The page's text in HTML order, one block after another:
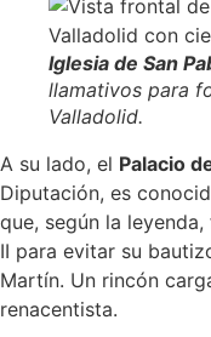
Iglesia de San
llamativos para
Valladolid.
A su lado, el Palacio
Diputación, es
que, según la
II para evitar su
Martín. Un rincón
renacentista.